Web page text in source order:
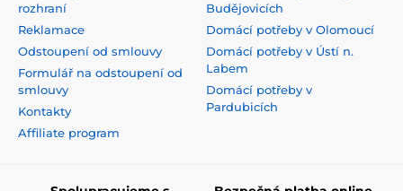
rozhraní
Reklamace
Odstoupení od smlouvy
Formulář na odstoupení od
smlouvy
Kontakty
Affiliate program
Budějovicích
Domácí potřeby v Olomoucí
Domácí potřeby v Ústí n.
Labem
Domácí potřeby v
Pardubicích